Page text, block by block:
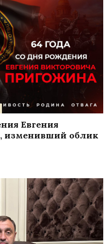
Евгения
изменивший облик